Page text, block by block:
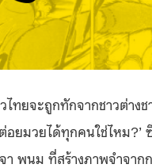
วไทยจะถูกทักจากชาวต่าง
อยมวยได้ทุกคนใช่ไหม?’
า พนม ที่สร้างภาพจำจาก